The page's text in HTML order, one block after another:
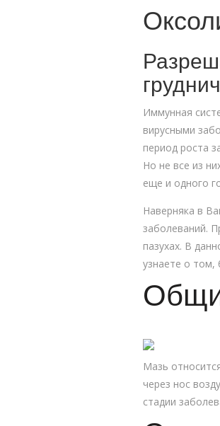
Иммунная
вирусными
период роста
Но не все из
еще и одного
Наверняка в
заболеваний.
пазухах. В
узнаете о том,
Мазь
через нос
стадии